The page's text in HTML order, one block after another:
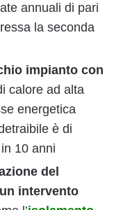
annuali di pari
la seconda
impianto con
calore ad alta
energetica
è di
10 anni
del
intervento